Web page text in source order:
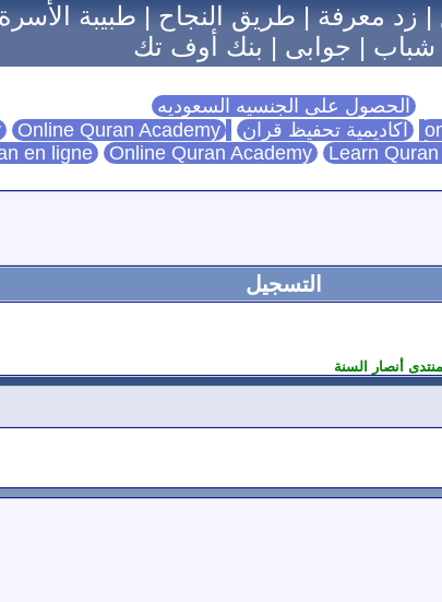
|زد معرفة|طريق النجاح|طبيبة
شباب | جوابى | بنك أوف تك
الحصول على الجنسيه السعوديه
اكاديمية تحفيظ قران Online Quran Academy
en ligne Online Quran Academy Learn
التسجيل
أنصار السنة